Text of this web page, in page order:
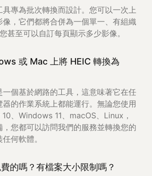
專為批次轉換而設計。您可以一次上
，它們都將合併為一個單一、有組織
甚至可以自訂每頁顯示多少影像。
或 Mac 上將 HEIC 轉換為
一個基於網路的工具，這意味著它在任
的作業系統上都能運行。無論您使用
、Windows 11、macOS、Linux，
您都可以訪問我們的服務並轉換您的
何軟體。
的嗎？有檔案大小限制嗎？